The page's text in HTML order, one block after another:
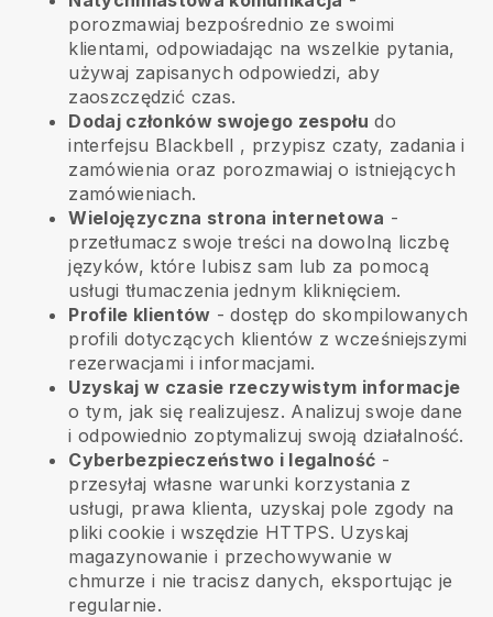
porozmawiaj bezpośrednio ze swoimi
klientami, odpowiadając na wszelkie pytania,
używaj zapisanych odpowiedzi, aby
zaoszczędzić czas.
Dodaj członków swojego zespołu do
interfejsu Blackbell , przypisz czaty, zadania i
zamówienia oraz porozmawiaj o istniejących
zamówieniach.
Wielojęzyczna strona internetowa -
przetłumacz swoje treści na dowolną liczbę
języków, które lubisz sam lub za pomocą
usługi tłumaczenia jednym kliknięciem.
Profile klientów - dostęp do skompilowanych
profili dotyczących klientów z wcześniejszymi
rezerwacjami i informacjami.
Uzyskaj w czasie rzeczywistym informacje
o tym, jak się realizujesz. Analizuj swoje dane
i odpowiednio zoptymalizuj swoją działalność.
Cyberbezpieczeństwo i legalność -
przesyłaj własne warunki korzystania z
usługi, prawa klienta, uzyskaj pole zgody na
pliki cookie i wszędzie HTTPS. Uzyskaj
magazynowanie i przechowywanie w
chmurze i nie tracisz danych, eksportując je
regularnie.